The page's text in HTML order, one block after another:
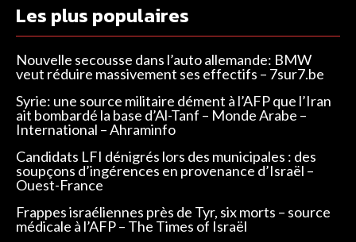
Les plus populaires
Nouvelle secousse dans l’auto allemande: BMW
veut réduire massivement ses effectifs – 7sur7.be
Syrie: une source militaire dément à l’AFP que l’Iran
ait bombardé la base d’Al-Tanf – Monde Arabe –
International – Ahraminfo
Candidats LFI dénigrés lors des municipales : des
soupçons d’ingérences en provenance d’Israël –
Ouest-France
Frappes israéliennes près de Tyr, six morts – source
médicale à l’AFP – The Times of Israël